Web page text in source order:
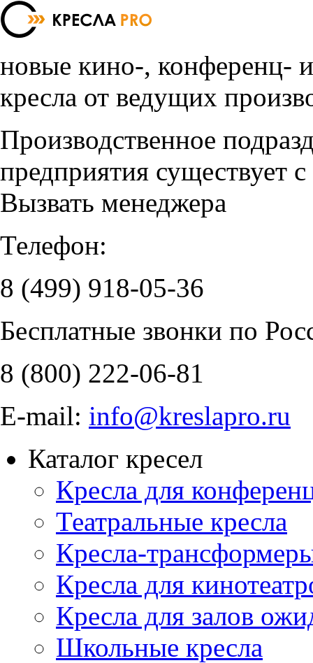
новые кино-, конференц-
кресла от ведущих
Производственное
предприятия существует
Вызвать менеджера
Телефон:
8 (499) 918-05-36
Бесплатные звонки по
8 (800) 222-06-81
E-mail: info@kreslapro.ru
Каталог кресел
Кресла для
Театральные кресла
Кресла-
Кресла для
Кресла для залов
Школьные кресла